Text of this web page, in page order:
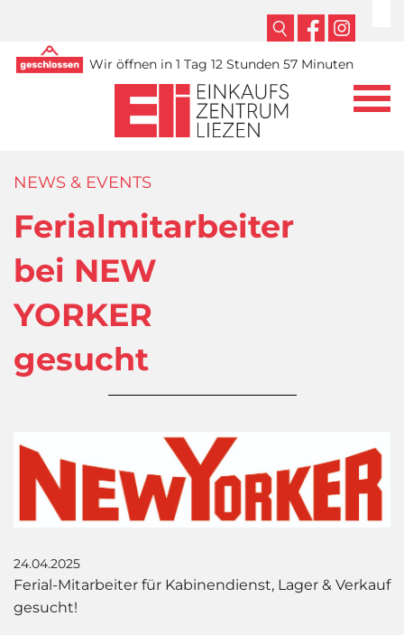
Wir öffnen in 1 Tag 12 Stunden 57 Minuten
NEWS & EVENTS
Ferialmitarbeiter
bei NEW
YORKER
gesucht
24.04.2025
Ferial-Mitarbeiter für Kabinendienst, Lager & Verkauf
gesucht!